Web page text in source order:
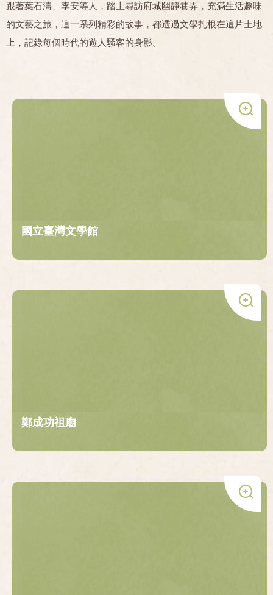
跟著葉石濤、李安等人，踏上尋訪府城幽靜巷弄，充滿生活趣味
的文藝之旅，這一系列精彩的故事，都透過文學扎根在這片土地
上，記錄每個時代的遊人騷客的身影。
國立臺灣文學館
鄭成功祖廟